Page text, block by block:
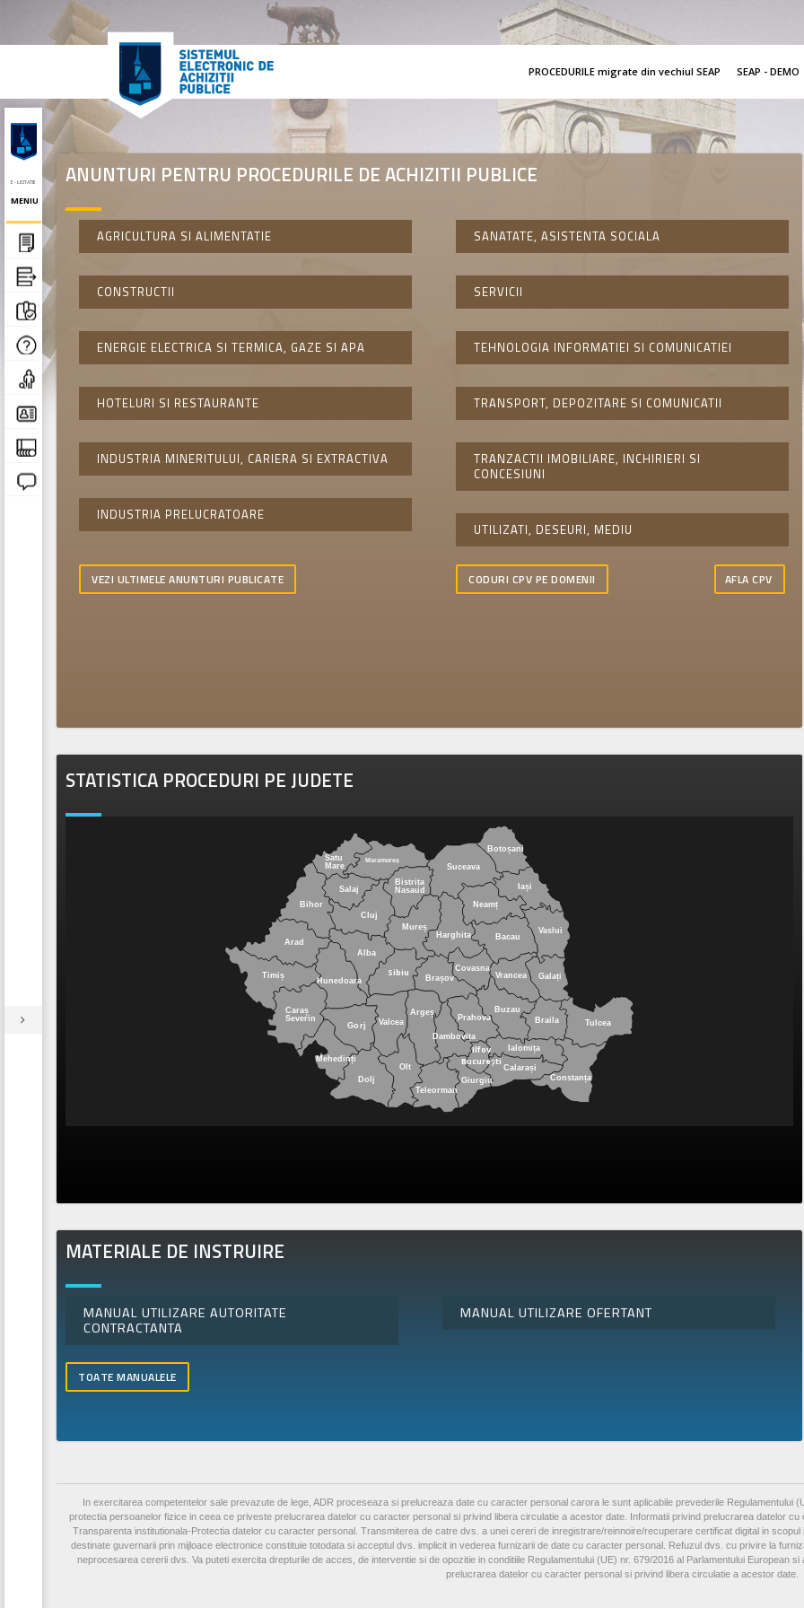
PROCEDURILE migrate din vechiul SEAP SEAP - DEMO
E - LICITATIE
MENIU
ANUNTURI PENTRU PROCEDURILE DE ACHIZITII PUBLICE
AGRICULTURA SI ALIMENTATIE
CONSTRUCTII
ENERGIE ELECTRICA SI TERMICA, GAZE SI APA
HOTELURI SI RESTAURANTE
INDUSTRIA MINERITULUI, CARIERA SI EXTRACTIVA
INDUSTRIA PRELUCRATOARE
SANATATE, ASISTENTA SOCIALA
SERVICII
TEHNOLOGIA INFORMATIEI SI COMUNICATIEI
TRANSPORT, DEPOZITARE SI COMUNICATII
TRANZACTII IMOBILIARE, INCHIRIERI SI
CONCESIUNI
UTILIZATI, DESEURI, MEDIU
VEZI ULTIMELE ANUNTURI PUBLICATE CODURI CPV PE DOMENII AFLA CPV
STATISTICA PROCEDURI PE JUDETE
Suceava
Botoșani
Iași
Vaslui
Bacau
Neamț
Vrancea Galați
Buzau
Braila
Tulcea
Constanța
Ialomița
Calarași
Prahova
Dambovița
Argeș
Giurgiu
Teleorman
Ilfov
București
Sibiu
Valcea
Olt
Dolj
Gorj
Mehedinți
Caraș
Severin
Hunedoara
Timiș
Arad
Alba
Brașov
Covasna
Harghita
Mureș
Bihor
Salaj
Cluj
Bistrița
Nasaud
Maramureș
Satu
Mare
MATERIALE DE INSTRUIRE
MANUAL UTILIZARE AUTORITATE
CONTRACTANTA
MANUAL UTILIZARE OFERTANT
TOATE MANUALELE
In exercitarea competentelor sale prevazute de lege, ADR proceseaza si prelucreaza date cu caracter personal carora le sunt aplicabile prevederile Regulamentului
protectia persoanelor fizice in ceea ce priveste prelucrarea datelor cu caracter personal si privind libera circulatie a acestor date. Informatii privind prelucrarea datelor
Transparenta institutionala-Protectia datelor cu caracter personal. Transmiterea de catre dvs. a unei cereri de inregistrare/reinnoire/recuperare certificat digital in
destinate guvernarii prin mijloace electronice constituie totodata si acceptul dvs. implicit in vederea furnizarii de date cu caracter personal. Refuzul dvs. cu privire la
neprocesarea cererii dvs. Va puteti exercita drepturile de acces, de interventie si de opozitie in conditiile Regulamentului (UE) nr. 679/2016 al Parlamentului European
prelucrarea datelor cu caracter personal si privind libera circulatie a acestor date.